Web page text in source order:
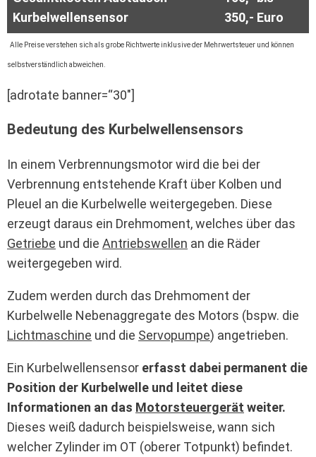
Kurbelwellensensor
350,- Euro
Alle Preise verstehen sich als grobe Richtwerte inklusive der Mehrwertsteuer und können
selbstverständlich abweichen.
[adrotate banner=“30″]
Bedeutung des Kurbelwellensensors
In einem Verbrennungsmotor wird die bei der
Verbrennung entstehende Kraft über Kolben und
Pleuel an die Kurbelwelle weitergegeben. Diese
erzeugt daraus ein Drehmoment, welches über das
Getriebe und die Antriebswellen an die Räder
weitergegeben wird.
Zudem werden durch das Drehmoment der
Kurbelwelle Nebenaggregate des Motors (bspw. die
Lichtmaschine und die Servopumpe) angetrieben.
Ein Kurbelwellensensor erfasst dabei permanent die
Position der Kurbelwelle und leitet diese
Informationen an das Motorsteuergerät weiter.
Dieses weiß dadurch beispielsweise, wann sich
welcher Zylinder im OT (oberer Totpunkt) befindet.